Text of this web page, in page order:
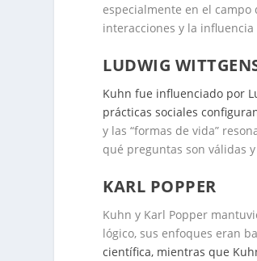
especialmente en el
interacciones y la
LUDWIG
Kuhn fue influenciado por
prácticas sociales
y las “formas de vida”
qué preguntas son válidas
KARL POPPER
Kuhn y Karl Popper
lógico, sus enfoques eran
científica, mientras que